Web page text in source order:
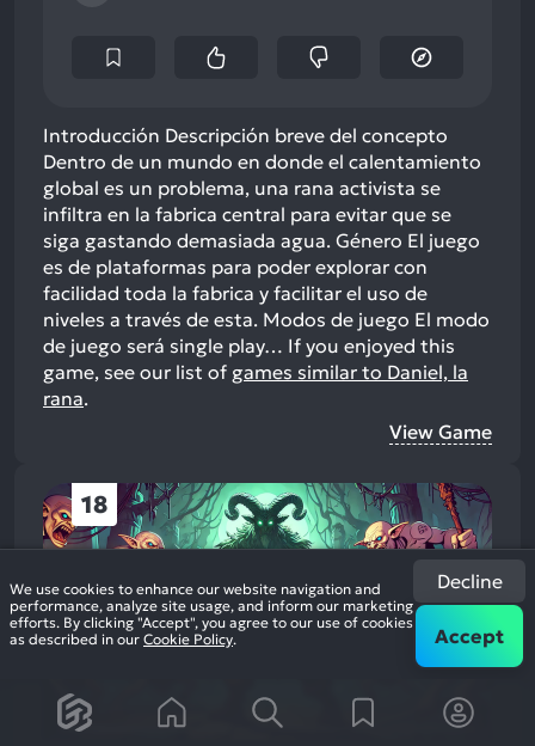
Introducción Descripción breve del concepto
Dentro de un mundo en donde el calentamiento
global es un problema, una rana activista se
infiltra en la fabrica central para evitar que se
siga gastando demasiada agua. Género El juego
es de plataformas para poder explorar con
facilidad toda la fabrica y facilitar el uso de
niveles a través de esta. Modos de juego El modo
de juego será single play… If you enjoyed this
game, see our list of games similar to Daniel, la
rana.
View Game
18
We use cookies to enhance our website navigation and
performance, analyze site usage, and inform our marketing
efforts. By clicking "Accept", you agree to our use of cookies
as described in our Cookie Policy.
Decline
Accept